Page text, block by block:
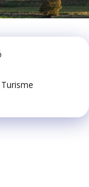
Turisme